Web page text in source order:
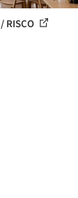
RISCO